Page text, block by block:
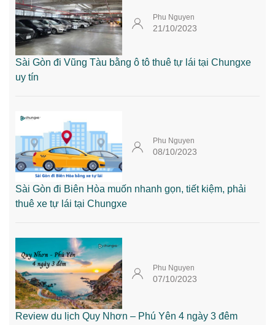
Phu Nguyen
21/10/2023
Sài Gòn đi Vũng Tàu bằng ô tô thuê tự lái tại Chungxe
uy tín
Phu Nguyen
08/10/2023
Sài Gòn đi Biên Hòa muốn nhanh gọn, tiết kiệm, phải
thuê xe tự lái tại Chungxe
Phu Nguyen
07/10/2023
Review du lịch Quy Nhơn – Phú Yên 4 ngày 3 đêm